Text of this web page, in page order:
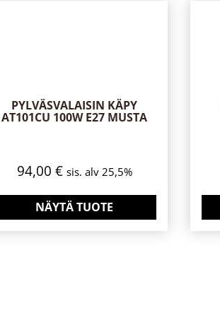
PYLVÄSVALAISIN KÄPY
AT101CU 100W E27 MUSTA
94,00 € sis. alv 25,5%
NÄYTÄ TUOTE